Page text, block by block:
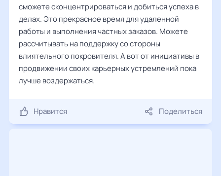
сможете сконцентрироваться и добиться успеха в
делах. Это прекрасное время для удаленной
работы и выполнения частных заказов. Можете
рассчитывать на поддержку со стороны
влиятельного покровителя. А вот от инициативы в
продвижении своих карьерных устремлений пока
лучше воздержаться.
Нравится Поделиться